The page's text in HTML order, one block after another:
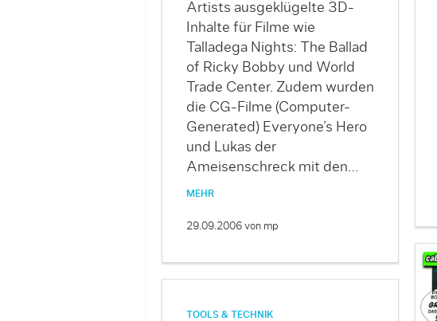
Artists ausgeklügelte 3D-
Inhalte für Filme wie
Talladega Nights: The Ballad
of Ricky Bobby und World
Trade Center. Zudem wurden
die CG-Filme (Computer-
Generated) Everyone’s Hero
und Lukas der
Ameisenschreck mit den…
MEHR
29.09.2006 von mp
TOOLS & TECHNIK